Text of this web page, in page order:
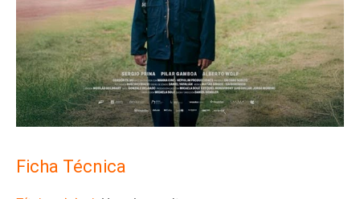
Ficha Técnica